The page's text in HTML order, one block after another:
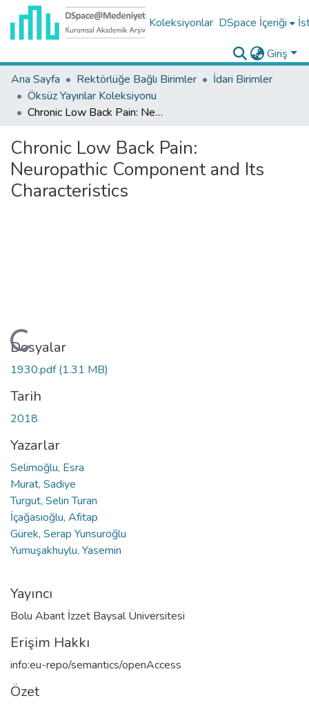
Koleksiyonlar DSpace İçeriği
Giriş
Ana Sayfa
Rektörlüğe Bağlı Birimler
İdari Birimler
Öksüz Yayınlar Koleksiyonu
Chronic Low Back Pain: Neuropathic Component and Its Characteristics
Chronic Low Back Pain:
Neuropathic Component and Its
Characteristics
Yükleniyor...
Dosyalar
1930.pdf(1.31 MB)
Tarih
2018
Yazarlar
Selimoğlu, Esra
Murat, Sadiye
Turgut, Selin Turan
İçağasıoğlu, Afitap
Gürek, Serap Yunsuroğlu
Yumuşakhuylu, Yasemin
Yayıncı
Bolu Abant İzzet Baysal Üniversitesi
Erişim Hakkı
info:eu-repo/semantics/openAccess
Özet